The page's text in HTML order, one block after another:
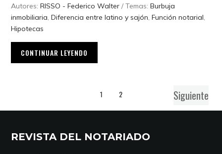
Autores:RISSO - Federico Walter / Temas:Burbuja
inmobiliaria,Diferencia entre latino y sajón,Función notarial,
Hipotecas
CONTINUAR LEYENDO
1 2 Siguiente
REVISTA DEL NOTARIADO